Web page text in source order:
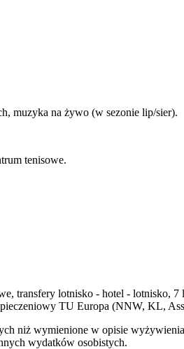
muzyka na żywo (w sezonie lip/sier).
tenisowe.
transfery lotnisko - hotel - lotnisko,
TU Europa (NNW, KL,
niż wymienione w opisie
wydatków osobistych.